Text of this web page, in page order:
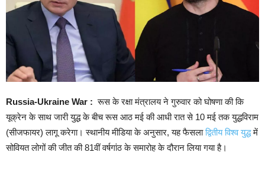
Russia-Ukraine War : रूस के रक्षा मंत्रालय ने गुरुवार को घोषणा की कि
यूक्रेन के साथ जारी युद्ध के बीच रूस आठ मई की आधी रात से 10 मई तक युद्धविराम
(सीजफायर) लागू करेगा। स्थानीय मीडिया के अनुसार, यह फैसलाद्वितीय विश्व युद्धमें
सोवियत लोगों की जीत की 81वीं वर्षगांठ के समारोह के दौरान लिया गया है।